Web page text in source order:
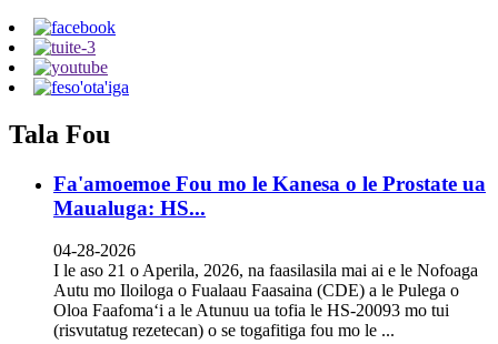
Tala Fou
Fa'amoemoe Fou mo le Kanesa o le Prostate ua
Maualuga: HS...
04-28-2026
I le aso 21 o Aperila, 2026, na faasilasila mai ai e le Nofoaga
Autu mo Iloiloga o Fualaau Faasaina (CDE) a le Pulega o
Oloa Faafomaʻi a le Atunuu ua tofia le HS-20093 mo tui
(risvutatug rezetecan) o se togafitiga fou mo le ...